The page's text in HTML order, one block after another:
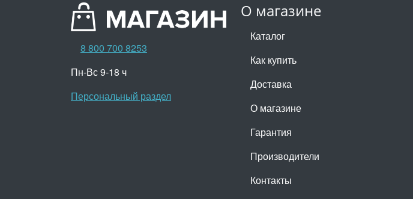
О магазине
Каталог
Как купить
Доставка
О магазине
Гарантия
Производители
Контакты
8 800 700 8253
Пн-Вс 9-18 ч
Персональный раздел